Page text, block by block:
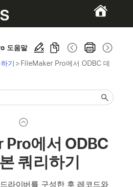
도움말
기 > FileMaker Pro에서 ODBC 데
Pro에서 ODBC
쿼리하기
라이버를 구성한 후 레코드와